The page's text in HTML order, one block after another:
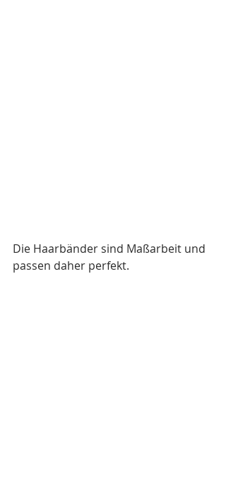
Die Haarbänder sind Maßarbeit und
passen daher perfekt.